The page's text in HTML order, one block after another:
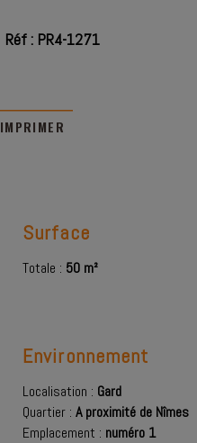
Réf : PR4-1271
IMPRIMER
Surface
Totale : 50 m²
Environnement
Localisation : Gard
Quartier : A proximité de Nîmes
Emplacement : numéro 1